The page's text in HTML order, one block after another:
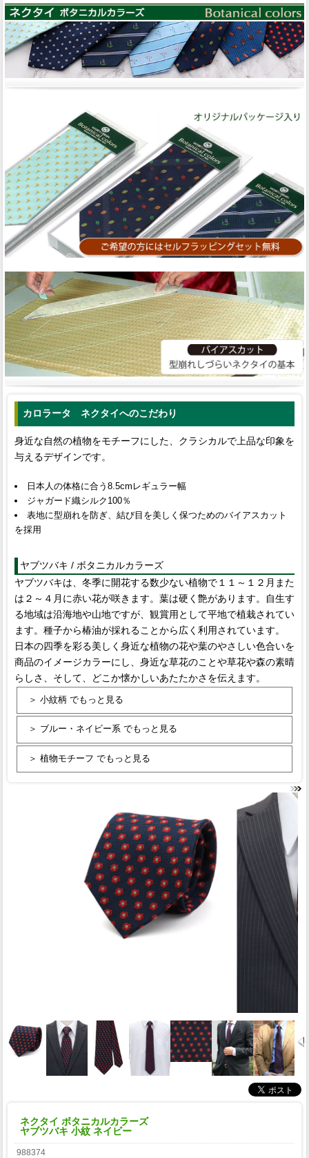
カロラータ ネクタイへのこだわり
身近な自然の植物をモチーフにした、クラシカルで上品な印象を
与えるデザインです。
日本人の体格に合う8.5cmレギュラー幅
ジャガード織シルク100％
表地に型崩れを防ぎ、結び目を美しく保つためのバイアスカット
を採用
ヤブツバキ / ボタニカルカラーズ
ヤブツバキは、冬季に開花する数少ない植物で１１～１２月また
は２～４月に赤い花が咲きます。葉は硬く艶があります。自生す
る地域は沿海地や山地ですが、観賞用として平地で植栽されてい
ます。種子から椿油が採れることから広く利用されています。
日本の四季を彩る美しく身近な植物の花や葉のやさしい色合いを
商品のイメージカラーにし、身近な草花のことや草花や森の素晴
らしさ、そして、どこか懐かしいあたたかさを伝えます。
＞ 小紋柄 でもっと見る
＞ ブルー・ネイビー系 でもっと見る
＞ 植物モチーフ でもっと見る
ネクタイ ボタニカルカラーズ
ヤブツバキ 小紋 ネイビー
988374